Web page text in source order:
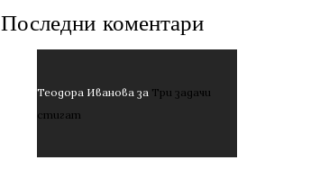
Последни коментари
Теодора Ивановаза Три задачи
стигат